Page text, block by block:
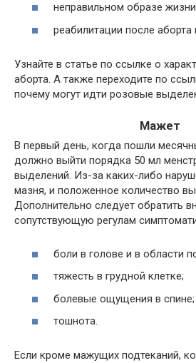
неправильном образе
реабилитации после аборта
Узнайте в статье по ссылке о
аборта. А также переходите по
почему могут идти розовые
Мажет
В первый день, когда пошли
должно выйти порядка 50 мл
выделений. Из-за каких-либо
мазня, и положенное количество
Дополнительно следует обратить
сопутствующую регулам
боли в голове и в области
тяжесть в грудной клетке;
болевые ощущения в спине;
тошнота.
Если кроме мажущих подтеканий,